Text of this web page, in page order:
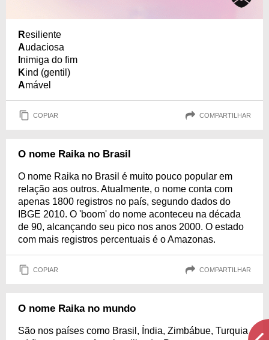
Resiliente
Audaciosa
nimiga do fim
Kind (gentil)
Amável
COPIAR COMPARTILHAR
O nome Raika no Brasil
O nome Raika no Brasil é muito pouco popular em
relação aos outros. Atualmente, o nome conta com
apenas 1800 registros no país, segundo dados do
IBGE 2010. O 'boom' do nome aconteceu na década
de 90, alcançando seu pico nos anos 2000. O estado
com mais registros percentuais é o Amazonas.
COPIAR COMPARTILHAR
O nome Raika no mundo
São nos países como Brasil, Índia, Zimbábue, Turquia